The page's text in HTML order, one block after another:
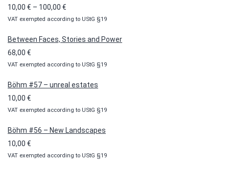
10,00 € – 100,00 €
10,00 €
VAT exempted according to UStG §19
Between Faces, Stories and Power
68,00 €
VAT exempted according to UStG §19
Böhm #57 – unreal estates
10,00 €
VAT exempted according to UStG §19
Böhm #56 – New Landscapes
10,00 €
VAT exempted according to UStG §19